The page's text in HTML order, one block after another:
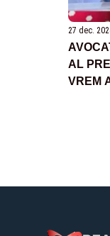
27 dec.
AL
VREM